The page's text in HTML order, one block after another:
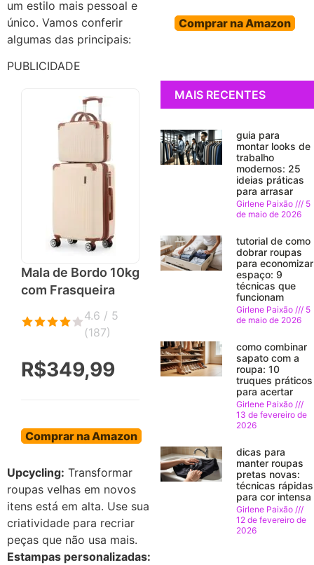
um estilo mais pessoal e
único. Vamos conferir
algumas das principais:
PUBLICIDADE
Mala de Bordo 10kg
com Frasqueira
4.6 / 5
(187)
R$349,99
Comprar na Amazon
Upcycling: Transformar
roupas velhas em novos
itens está em alta. Use sua
criatividade para recriar
peças que não usa mais.
Estampas personalizadas:
Comprar na Amazon
MAIS RECENTES
guia para
montar looks de
trabalho
modernos: 25
ideias práticas
para arrasar
Girlene Paixão
5
de maio de 2026
tutorial de como
dobrar roupas
para economizar
espaço: 9
técnicas que
funcionam
Girlene Paixão
5
de maio de 2026
como combinar
sapato com a
roupa: 10
truques práticos
para acertar
Girlene Paixão
13 de fevereiro de
2026
dicas para
manter roupas
pretas novas:
técnicas rápidas
para cor intensa
Girlene Paixão
12 de fevereiro de
2026